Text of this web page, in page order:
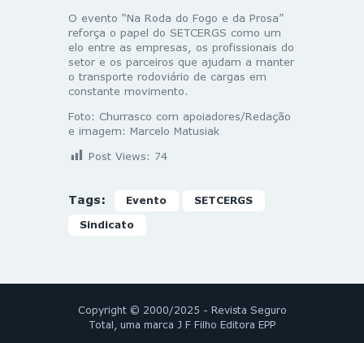
O evento “Na Roda do Fogo e da Prosa”
reforça o papel do SETCERGS como um
elo entre as empresas, os profissionais do
setor e os parceiros que ajudam a manter
o transporte rodoviário de cargas em
constante movimento.
Foto: Churrasco com apoiadores/Redação
e imagem: Marcelo Matusiak
Post Views: 74
Tags: Evento SETCERGS
Sindicato
Copyright © 2000/2025 - Revista Seguro
Total, uma marca J F Filho Editora EPP